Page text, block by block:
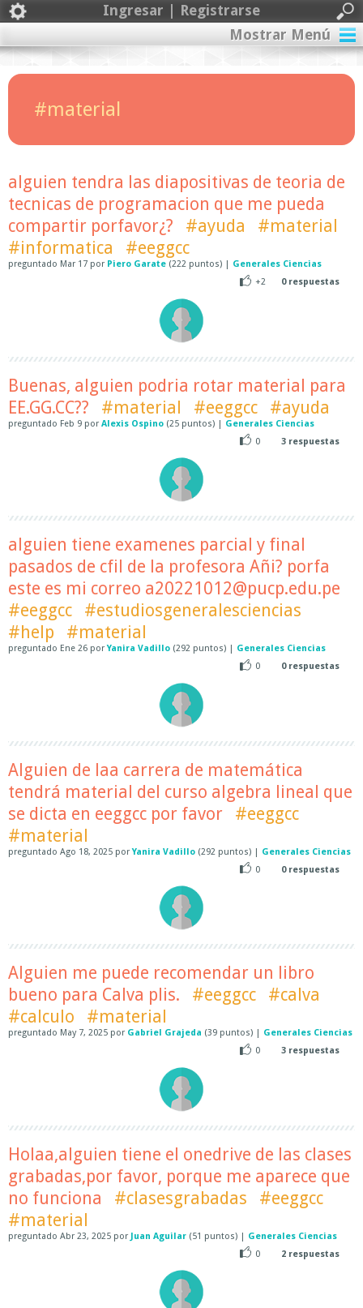
Ingresar | Registrarse
Mostrar Menú
#material
alguien tendra las diapositivas de teoria de
tecnicas de programacion que me pueda
compartir porfavor¿?
#ayuda
#material
#informatica
#eeggcc
preguntado Mar 17 por Piero Garate (222 puntos) | Generales Ciencias
+2
0respuestas
Buenas, alguien podria rotar material para
EE.GG.CC??
#material #eeggcc #ayuda
preguntado Feb 9 por Alexis Ospino (25 puntos) | Generales Ciencias
0
3 respuestas
alguien tiene examenes parcial y final
pasados de cfil de la profesora Añi? porfa
este es mi correo a20221012@pucp.edu.pe
#eeggcc
#estudiosgeneralesciencias
#help
#material
preguntado Ene 26 porYanira Vadillo (292 puntos) | Generales Ciencias
0
0respuestas
Alguien de laa carrera de matemática
tendrá material del curso algebra lineal que
se dicta en eeggcc por favor
#eeggcc
#material
preguntado Ago 18, 2025 porYanira Vadillo (292 puntos) | Generales Ciencias
0
0respuestas
Alguien me puede recomendar un libro
bueno para Calva plis.
#eeggcc
#calva
#calculo
#material
preguntado May 7, 2025 por Gabriel Grajeda (39 puntos) | Generales Ciencias
0
3 respuestas
Holaa,alguien tiene el onedrive de las clases
grabadas,por favor, porque me aparece que
no funciona
#clasesgrabadas
#eeggcc
#material
preguntado Abr 23, 2025 por Juan Aguilar (51 puntos) | Generales Ciencias
0
2 respuestas